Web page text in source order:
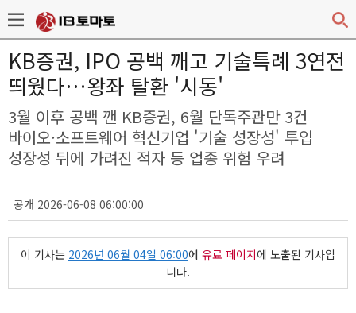
KB증권, IPO 공백 깨고 기술특례 3연전
띄웠다…왕좌 탈환 '시동'
3월 이후 공백 깬 KB증권, 6월 단독주관만 3건
바이오·소프트웨어 혁신기업 '기술 성장성' 투입
성장성 뒤에 가려진 적자 등 업종 위험 우려
공개 2026-06-08 06:00:00
이 기사는 2026년 06월 04일 06:00에 유료 페이지에 노출된 기사입
니다.